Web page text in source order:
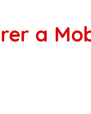
a